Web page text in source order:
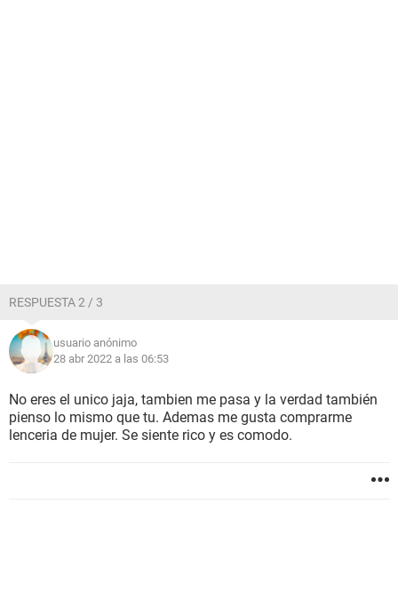
RESPUESTA 2 / 3
usuario anónimo
28 abr 2022 a las 06:53
No eres el unico jaja, tambien me pasa y la verdad también
pienso lo mismo que tu. Ademas me gusta comprarme
lenceria de mujer. Se siente rico y es comodo.